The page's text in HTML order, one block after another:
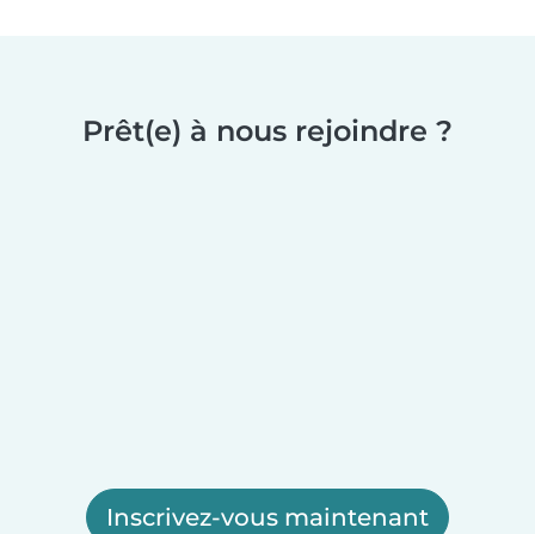
Prêt(e) à nous rejoindre ?
Inscrivez-vous maintenant